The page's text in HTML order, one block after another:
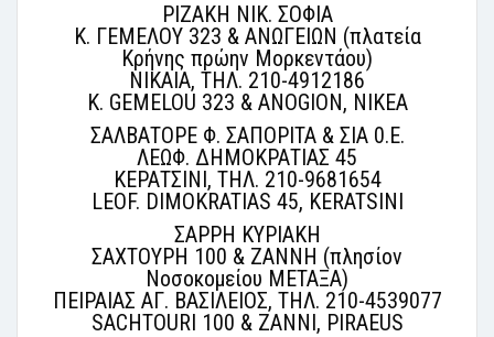
ΡΙΖΑΚΗ ΝΙΚ. ΣΟΦΙΑ
Κ. ΓΕΜΕΛΟΥ 323 & ΑΝΩΓΕΙΩΝ (πλατεία
Κρήνης πρώην Μορκεντάου)
ΝΙΚΑΙΑ, ΤΗΛ. 210-4912186
K. GEMELOU 323 & ANOGION, NIKEA
ΣΑΛΒΑΤΟΡΕ Φ. ΣΑΠΟΡΙΤΑ & ΣΙΑ 0.Ε.
ΛΕΩΦ. ΔΗΜΟΚΡΑΤΙΑΣ 45
ΚΕΡΑΤΣΙΝΙ, ΤΗΛ. 210-9681654
LEOF. DIMOKRATIAS 45, KERATSINI
ΣΑΡΡΗ ΚΥΡΙΑΚΗ
ΣΑΧΤΟΥΡΗ 100 & ΖΑΝΝΗ (πλησίον
Νοσοκομείου ΜΕΤΑΞΑ)
ΠΕΙΡΑΙΑΣ ΑΓ. ΒΑΣΙΛΕΙΟΣ, ΤΗΛ. 210-4539077
SACHTOURI 100 & ZANNI, PIRAEUS